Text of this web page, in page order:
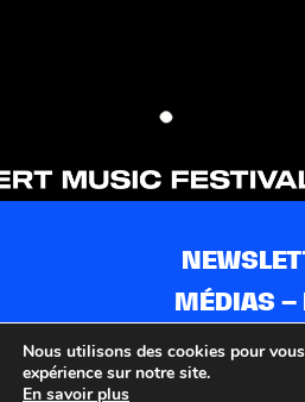
MÉDIAS –
Nous utilisons des cookies pour
expérience sur notre site.
En savoir plus